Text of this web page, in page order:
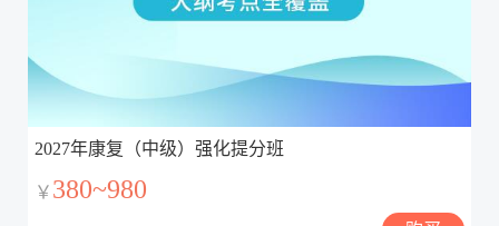
2027年康复（中级）强化提分班
￥ 380~980